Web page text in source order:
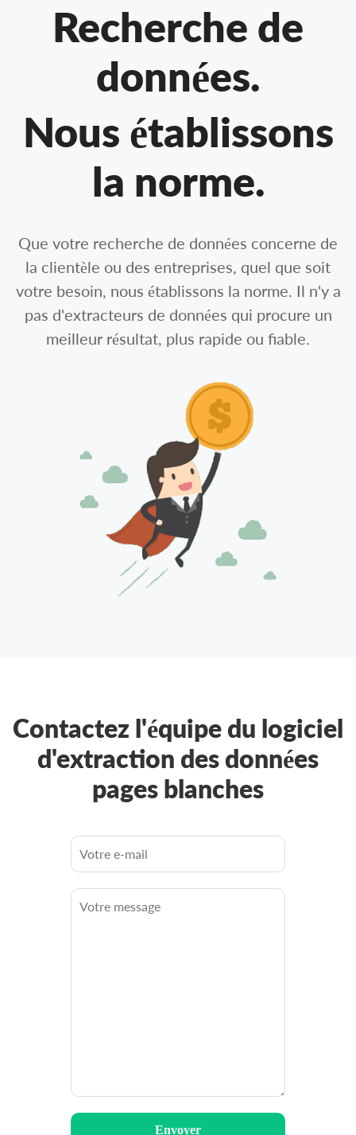
Recherche de
données.
Nous établissons
la norme.
Que votre recherche de données concerne de
la clientèle ou des entreprises, quel que soit
votre besoin, nous établissons la norme. Il n'y a
pas d'extracteurs de données qui procure un
meilleur résultat, plus rapide ou fiable.
Contactez l'équipe du logiciel
d'extraction des données
pages blanches
Envoyer